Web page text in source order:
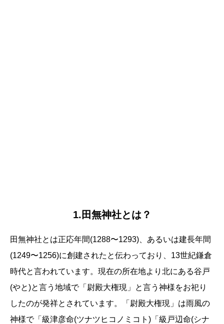
1.田無神社とは？
田無神社とは正応年間(1288〜1293)、あるいは建長年間
(1249〜1256)に創建されたと伝わっており、13世紀鎌倉
時代と言われています。現在の所在地より北にある谷戸
(やと)と言う地域で「尉殿大権現」と言う神様をお祀り
したのが発祥とされています。「尉殿大権現」は雨風の
神様で「級津彦命(ツナツヒコノミコト)「級戸辺命(シナ